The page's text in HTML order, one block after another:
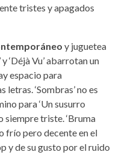
tristes y apagados
y juguetea
y ‘Déjà Vu’ abarrotan un
espacio para
‘Sombras’ no es
para ‘Un susurro
siempre triste. ‘Bruma
frío pero decente en el
y de su gusto por el ruido